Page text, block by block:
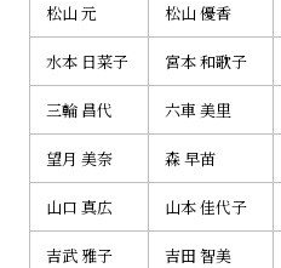
松山 元 松山 優香
水本 日菜子 宮本 和歌子
三輪 昌代 六車 美里
望月 美奈 森 早苗
山口 真広 山本 佳代子
吉武 雅子 吉田 智美